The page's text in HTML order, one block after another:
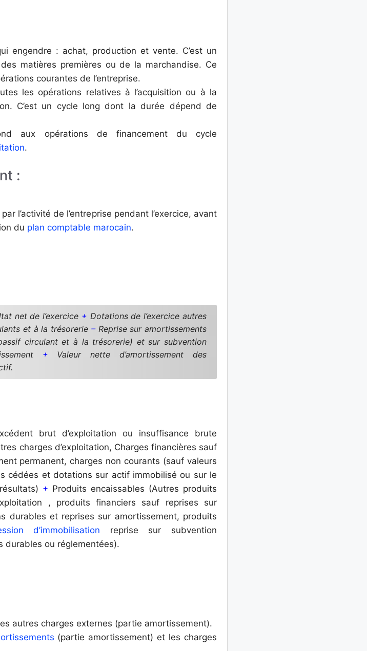
engendre : achat, production et vente. C’est un
matières premières ou de la marchandise. Ce
courantes de l’entreprise.
les opérations relatives à l’acquisition ou à la
C’est un cycle long dont la durée dépend de
aux opérations de financement du cycle
.
:
l’activité de l’entreprise pendant l’exercice, avant
du plan comptable marocain.
net de l’exercice + Dotations de l’exercice autres
et à la trésorerie –Reprise sur amortissements
circulant et à la trésorerie) et sur subvention
+ Valeur nette d’amortissement des
brut d’exploitation ou insuffisance brute
charges d’exploitation, Charges financières sauf
permanent, charges non courants (sauf valeurs
cédées et dotations sur actif immobilisé ou sur le
+ Produits encaissables (Autres produits
, produits financiers sauf reprises sur
durables et reprises sur amortissement, produits
d’immobilisation reprise sur subvention
durables ou réglementées).
autres charges externes (partie amortissement).
(partie amortissement) et les charges